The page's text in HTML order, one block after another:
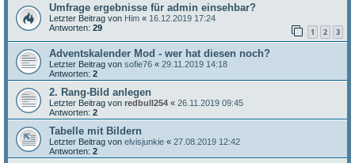
Umfrage ergebnisse für admin einsehbar?
Letzter Beitrag von Him « 16.12.2019 17:24
Antworten: 29 1 2 3
Adventskalender Mod - wer hat diesen noch?
Letzter Beitrag von sofie76 « 29.11.2019 14:18
Antworten: 2
2. Rang-Bild anlegen
Letzter Beitrag von redbull254 « 26.11.2019 09:45
Antworten: 2
Tabelle mit Bildern
Letzter Beitrag von elvisjunkie « 27.08.2019 12:42
Antworten: 2